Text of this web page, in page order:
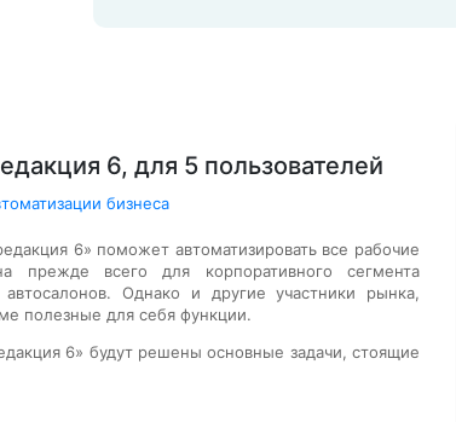
6, для 5 пользователей
бизнеса
6» поможет автоматизировать все рабочие
прежде всего для корпоративного сегмента
Однако и другие участники рынка,
полезные для себя функции.
6» будут решены основные задачи, стоящие